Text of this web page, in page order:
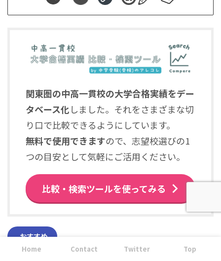
関東圏の中高一貫校の大学合格実績をデー
タベース化しました。それをさまざまな切
り口で比較できるようにしています。
無料で使用できますので、志望校選びの1
つの目安として気軽にご活用ください。
比較・検索ツールを使ってみる
おすすめ
Home Contact Twitter Top